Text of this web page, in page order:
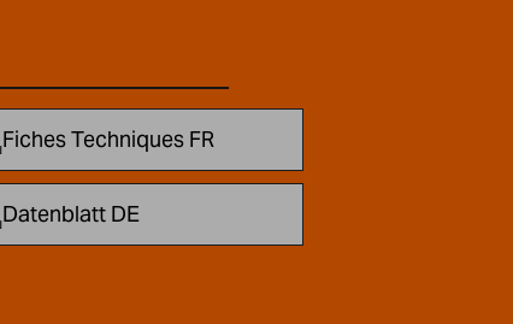
Fiches Techniques FR
Datenblatt DE